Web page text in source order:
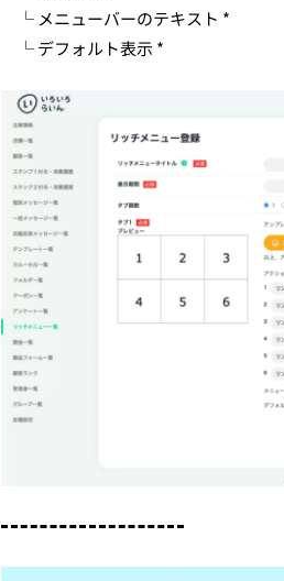
└ メニューバーのテキスト *
└ デフォルト表示 *